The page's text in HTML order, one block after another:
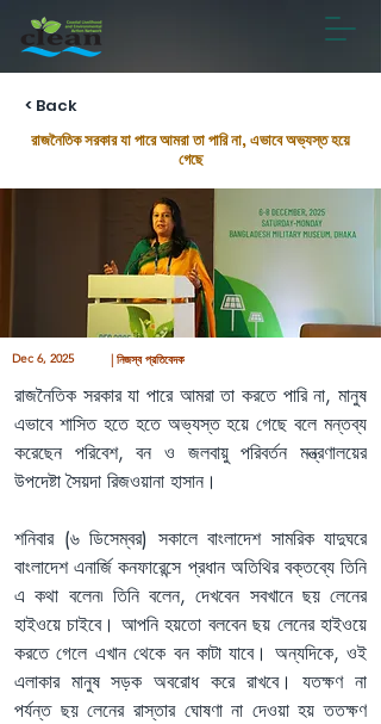
< Back
রাজনৈতিক সরকার যা পারে আমরা তা পারি না, এভাবে অভ্যস্ত হয়ে
গেছে
| নিজস্ব প্রতিবেদক
রাজনৈতিক সরকার যা পারে আমরা তা করতে পারি না, মানুষ
এভাবে শাসিত হতে হতে অভ্যস্ত হয়ে গেছে বলে মন্তব্য
করেছেন পরিবেশ, বন ও জলবায়ু পরিবর্তন মন্ত্রণালয়ের
উপদেষ্টা সৈয়দা রিজওয়ানা হাসান।
শনিবার (৬ ডিসেম্বর) সকালে বাংলাদেশ সামরিক যাদুঘরে
বাংলাদেশ এনার্জি কনফারেন্সে প্রধান অতিথির বক্তব্যে তিনি
এ কথা বলেন৷ তিনি বলেন, দেখবেন সবখানে ছয় লেনের
হাইওয়ে চাইবে। আপনি হয়তো বলবেন ছয় লেনের হাইওয়ে
করতে গেলে এখান থেকে বন কাটা যাবে। অন্যদিকে, ওই
এলাকার মানুষ সড়ক অবরোধ করে রাখবে। যতক্ষণ না
পর্যন্ত ছয় লেনের রাস্তার ঘোষণা না দেওয়া হয় ততক্ষণ
Dec 6, 2025